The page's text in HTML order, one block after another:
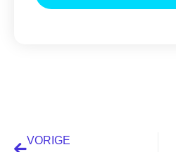
VORIGE